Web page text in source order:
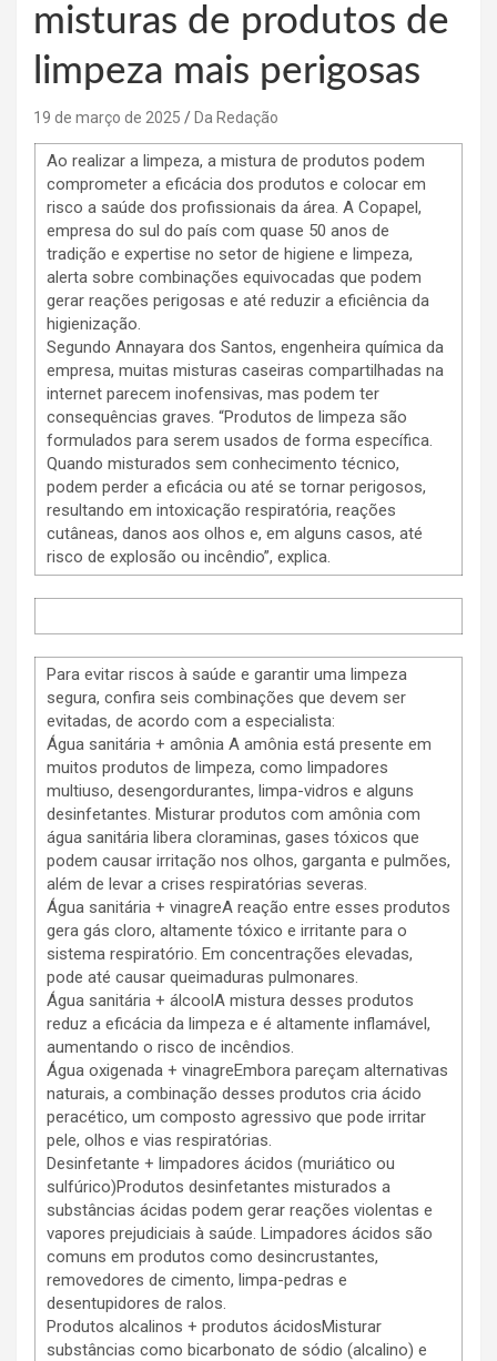
misturas de produtos de
limpeza mais perigosas
19 de março de 2025 Da Redação
Ao realizar a limpeza, a mistura de produtos podem
comprometer a eficácia dos produtos e colocar em
risco a saúde dos profissionais da área. A Copapel,
empresa do sul do país com quase 50 anos de
tradição e expertise no setor de higiene e limpeza,
alerta sobre combinações equivocadas que podem
gerar reações perigosas e até reduzir a eficiência da
higienização.
Segundo Annayara dos Santos, engenheira química da
empresa, muitas misturas caseiras compartilhadas na
internet parecem inofensivas, mas podem ter
consequências graves. “Produtos de limpeza são
formulados para serem usados de forma específica.
Quando misturados sem conhecimento técnico,
podem perder a eficácia ou até se tornar perigosos,
resultando em intoxicação respiratória, reações
cutâneas, danos aos olhos e, em alguns casos, até
risco de explosão ou incêndio”, explica.
Para evitar riscos à saúde e garantir uma limpeza
segura, confira seis combinações que devem ser
evitadas, de acordo com a especialista:
Água sanitária + amônia A amônia está presente em
muitos produtos de limpeza, como limpadores
multiuso, desengordurantes, limpa-vidros e alguns
desinfetantes. Misturar produtos com amônia com
água sanitária libera cloraminas, gases tóxicos que
podem causar irritação nos olhos, garganta e pulmões,
além de levar a crises respiratórias severas.
Água sanitária + vinagreA reação entre esses produtos
gera gás cloro, altamente tóxico e irritante para o
sistema respiratório. Em concentrações elevadas,
pode até causar queimaduras pulmonares.
Água sanitária + álcoolA mistura desses produtos
reduz a eficácia da limpeza e é altamente inflamável,
aumentando o risco de incêndios.
Água oxigenada + vinagreEmbora pareçam alternativas
naturais, a combinação desses produtos cria ácido
peracético, um composto agressivo que pode irritar
pele, olhos e vias respiratórias.
Desinfetante + limpadores ácidos (muriático ou
sulfúrico)Produtos desinfetantes misturados a
substâncias ácidas podem gerar reações violentas e
vapores prejudiciais à saúde. Limpadores ácidos são
comuns em produtos como desincrustantes,
removedores de cimento, limpa-pedras e
desentupidores de ralos.
Produtos alcalinos + produtos ácidosMisturar
substâncias como bicarbonato de sódio (alcalino) e